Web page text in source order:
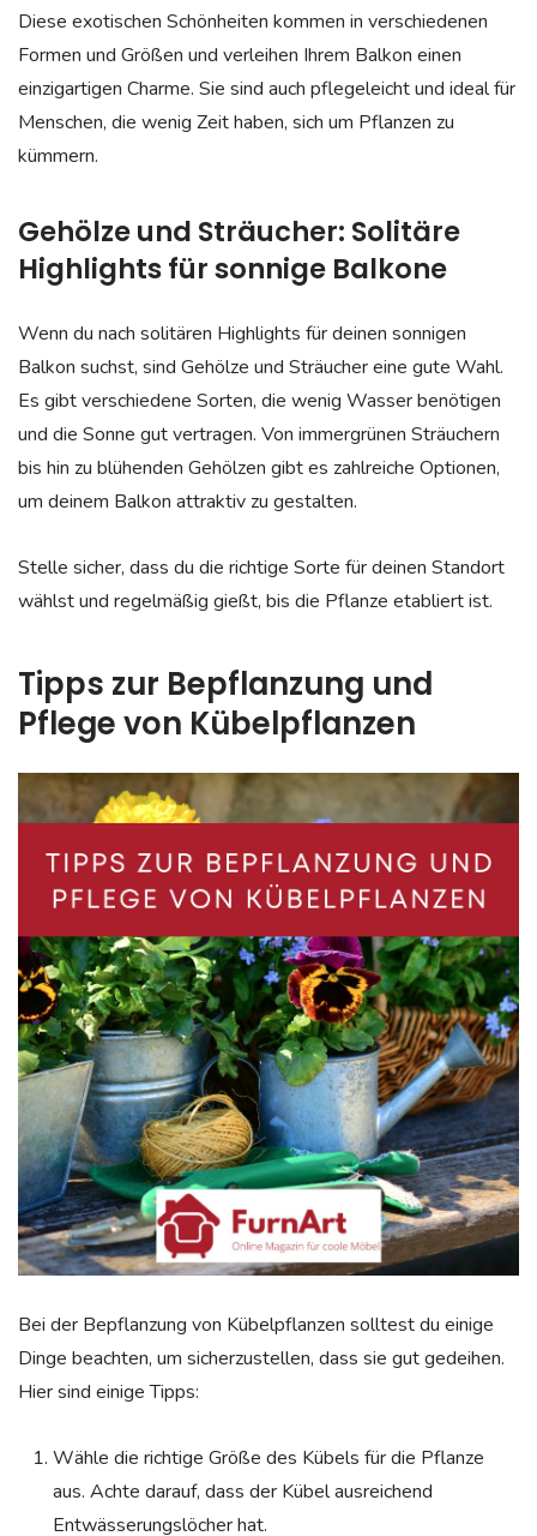
Diese exotischen Schönheiten kommen in verschiedenen
Formen und Größen und verleihen Ihrem Balkon einen
einzigartigen Charme. Sie sind auch pflegeleicht und ideal für
Menschen, die wenig Zeit haben, sich um Pflanzen zu
kümmern.
Gehölze und Sträucher: Solitäre
Highlights für sonnige Balkone
Wenn du nach solitären Highlights für deinen sonnigen
Balkon suchst, sind Gehölze und Sträucher eine gute Wahl.
Es gibt verschiedene Sorten, die wenig Wasser benötigen
und die Sonne gut vertragen. Von immergrünen Sträuchern
bis hin zu blühenden Gehölzen gibt es zahlreiche Optionen,
um deinem Balkon attraktiv zu gestalten.
Stelle sicher, dass du die richtige Sorte für deinen Standort
wählst und regelmäßig gießt, bis die Pflanze etabliert ist.
Tipps zur Bepflanzung und
Pflege von Kübelpflanzen
Bei der Bepflanzung von Kübelpflanzen solltest du einige
Dinge beachten, um sicherzustellen, dass sie gut gedeihen.
Hier sind einige Tipps:
Wähle die richtige Größe des Kübels für die Pflanze
aus. Achte darauf, dass der Kübel ausreichend
Entwässerungslöcher hat.